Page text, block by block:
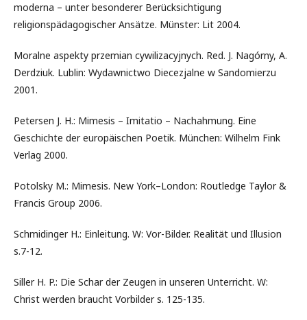
moderna – unter besonderer Berücksichtigung
religionspädagogischer Ansätze. Münster: Lit 2004.
Moralne aspekty przemian cywilizacyjnych. Red. J. Nagórny, A.
Derdziuk. Lublin: Wydawnictwo Diecezjalne w Sandomierzu
2001.
Petersen J. H.: Mimesis – Imitatio – Nachahmung. Eine
Geschichte der europäischen Poetik. München: Wilhelm Fink
Verlag 2000.
Potolsky M.: Mimesis. New York–London: Routledge Taylor &
Francis Group 2006.
Schmidinger H.: Einleitung. W: Vor-Bilder. Realität und Illusion
s.7-12.
Siller H. P.: Die Schar der Zeugen in unseren Unterricht. W:
Christ werden braucht Vorbilder s. 125-135.